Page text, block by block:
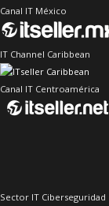
Canal IT México
IT Channel Caribbean
Canal IT Centroamérica
Sector IT Ciberseguridad